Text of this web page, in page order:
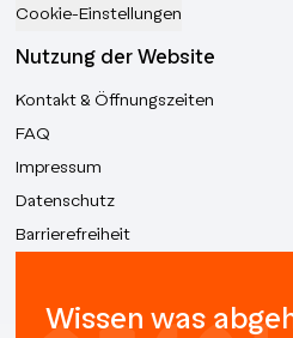
Cookie-Einstellungen
Nutzung der Website
Kontakt & Öffnungszeiten
FAQ
Impressum
Datenschutz
Barrierefreiheit
Wissen was